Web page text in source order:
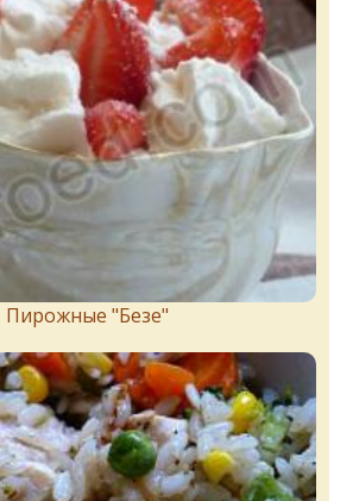
Пирожныe "Бeзe"